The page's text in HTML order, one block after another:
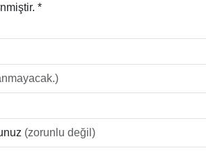
*
(zorunlu değil)